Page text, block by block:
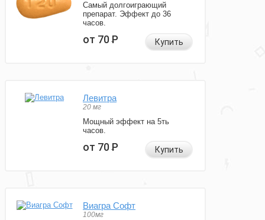
Самый долгоиграющий
препарат. Эффект до 36
часов.
от 70Р Купить
Левитра
20 мг
Мощный эффект на 5ть
часов.
от 70Р Купить
Виагра Софт
100мг